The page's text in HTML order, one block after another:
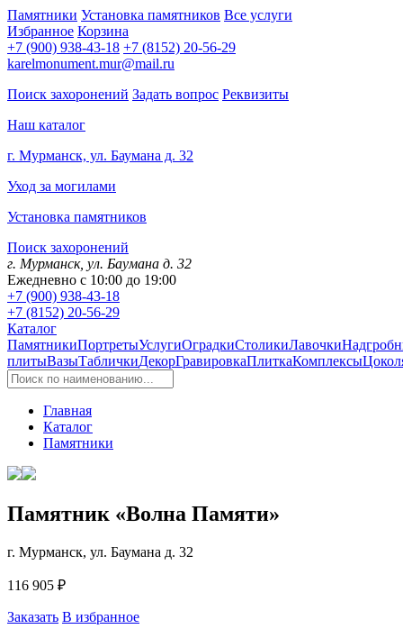
Памятники Установка памятников Все услуги
Избранное Корзина
+7 (900) 938-43-18 +7 (8152) 20-56-29
karelmonument.mur@mail.ru
Поиск захоронений Задать вопрос Реквизиты
Наш каталог
г. Мурманск, ул. Баумана д. 32
Уход за могилами
Установка памятников
Поиск захоронений
г. Мурманск, ул. Баумана д. 32
Ежедневно с 10:00 до 19:00
+7 (900) 938-43-18
+7 (8152) 20-56-29
Каталог
ПамятникиПортретыУслугиОградкиСтоликиЛавочки
плитыВазыТабличкиДекорГравировкаПлиткаКомплексы
Главная
Каталог
Памятники
Памятник «Волна Памяти»
г. Мурманск, ул. Баумана д. 32
116 905 ₽
Заказать В избранное